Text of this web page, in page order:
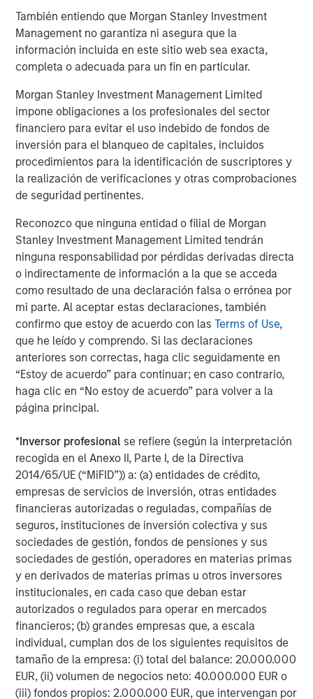
También entiendo que Morgan Stanley Investment
Management no garantiza ni asegura que la
información incluida en este sitio web sea exacta,
completa o adecuada para un fin en particular.
Morgan Stanley Investment Management Limited
impone obligaciones a los profesionales del sector
financiero para evitar el uso indebido de fondos de
inversión para el blanqueo de capitales, incluidos
procedimientos para la identificación de suscriptores y
la realización de verificaciones y otras comprobaciones
de seguridad pertinentes.
Reconozco que ninguna entidad o filial de Morgan
Stanley Investment Management Limited tendrán
ninguna responsabilidad por pérdidas derivadas directa
o indirectamente de información a la que se acceda
como resultado de una declaración falsa o errónea por
mi parte. Al aceptar estas declaraciones, también
confirmo que estoy de acuerdo con lasTerms of Use,
que he leído y comprendo. Si las declaraciones
anteriores son correctas, haga clic seguidamente en
“Estoy de acuerdo” para continuar; en caso contrario,
haga clic en “No estoy de acuerdo” para volver a la
página principal.
*Inversor profesional se refiere (según la interpretación
recogida en el Anexo II, Parte I, de la Directiva
2014/65/UE (“MiFID”)) a: (a) entidades de crédito,
empresas de servicios de inversión, otras entidades
financieras autorizadas o reguladas, compañías de
seguros, instituciones de inversión colectiva y sus
sociedades de gestión, fondos de pensiones y sus
sociedades de gestión, operadores en materias primas
y en derivados de materias primas u otros inversores
institucionales, en cada caso que deban estar
autorizados o regulados para operar en mercados
financieros; (b) grandes empresas que, a escala
individual, cumplan dos de los siguientes requisitos de
tamaño de la empresa: (i) total del balance: 20.000.000
EUR, (ii) volumen de negocios neto: 40.000.000 EUR o
(iii) fondos propios: 2.000.000 EUR, que intervengan por
infrastructure rely on intricate, globally interdependent
supply chains—making geopolitical awareness essential
for investors.
We see two distinct AI ecosystems emerging. Western
companies are advancing rapidly in foundational models,
such as GPT-4, Claude 2 and Gemini. China, meanwhile,
is gaining ground in applied, consumer applications of AI
—from AI shopping tools to voice technologies like
WeChat and Ernie Bot. These divergent tracks offer
differentiated opportunities across U.S. and international
markets.
While AI shares similarities with other tech waves, like
the internet or smartphones, there are key differences.
Capex is exponentially higher, adoption is happening
faster, and alpha generation now depends on nimble,
real-time investment decisions.
Just as electricity and the internet became
ubiquitous, we believe AI will follow suit. But
the biggest winners won’t necessarily be
the AI creators. Investors must look across
the value chain—focusing on the
companies and sectors effectively
integrating AI into their operations and
customer experience. Successful portfolios
approach.”
AI investment opportunities
AI is spreading more rapidly (diffusing), with funding
flowing in from both companies enabling AI and those
developing foundational models. All companies are
focused on scaling to grow and expand their reach.
We see AI investment opportunities emerging in three key
areas: business to business (B2B), consumer platforms
and physical systems. In the B2B space, we’re focused on
companies that already control core workflows and have
access to proprietary data. These are the incumbents—
Enterprise Resource Planning (ERP) software providers,
cybersecurity platforms, horizontal stacks—that are now